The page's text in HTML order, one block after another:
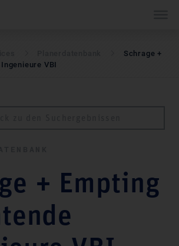
Schrage +
VBI
+ Empting